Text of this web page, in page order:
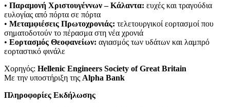
• Παραμονή Χριστουγέννων – Κάλαντα: ευχές και τραγούδια
ευλογίας από πόρτα σε πόρτα
• Μεταμφιέσεις Πρωτοχρονιάς: τελετουργικοί εορτασμοί που
σηματοδοτούν το πέρασμα στη νέα χρονιά
• Εορτασμός Θεοφανείων: αγιασμός των υδάτων και λαμπρό
εορταστικό φινάλε
Χορηγός: Hellenic Engineers Society of Great Britain
Με την υποστήριξη της Alpha Bank
Πληροφορίες Εκδήλωσης